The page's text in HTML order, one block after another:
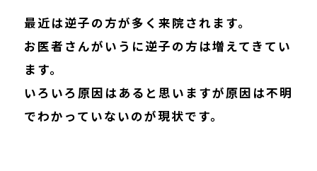
最近は逆子の方が多く来院されます。
お医者さんがいうに逆子の方は増えてきてい
ます。
いろいろ原因はあると思いますが原因は不明
でわかっていないのが現状です。